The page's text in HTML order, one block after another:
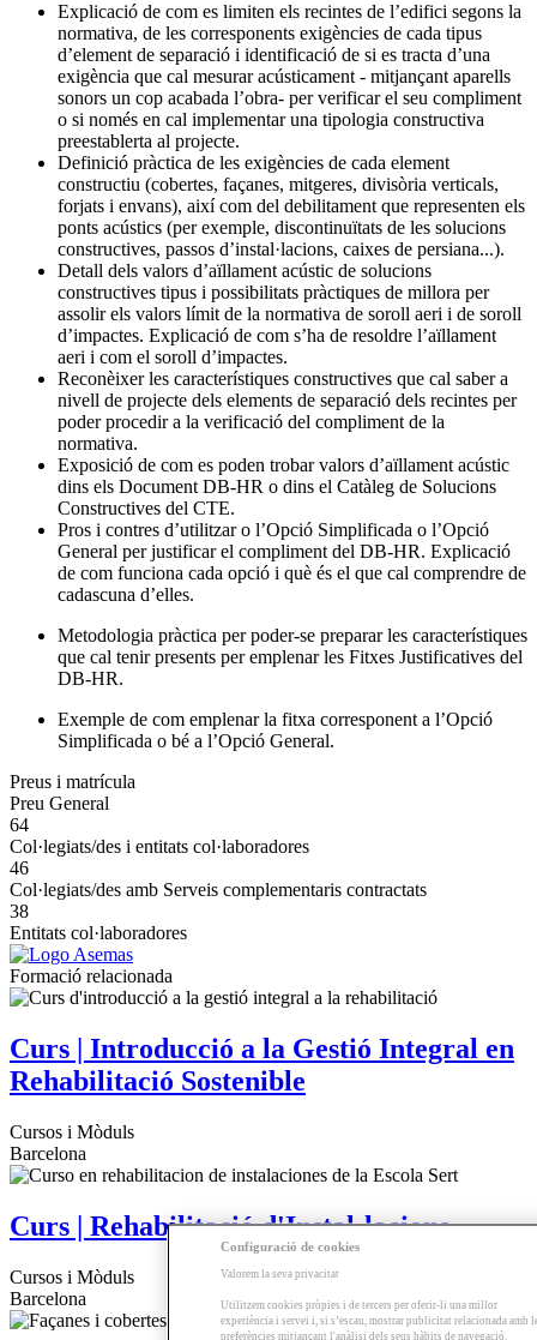
Explicació de com es limiten els recintes de l’edifici segons la
normativa, de les corresponents exigències de cada tipus
d’element de separació i identificació de si es tracta d’una
exigència que cal mesurar acústicament - mitjançant aparells
sonors un cop acabada l’obra- per verificar el seu compliment
o si només en cal implementar una tipologia constructiva
preestablerta al projecte.
Definició pràctica de les exigències de cada element
constructiu (cobertes, façanes, mitgeres, divisòria verticals,
forjats i envans), així com del debilitament que representen els
ponts acústics (per exemple, discontinuïtats de les solucions
constructives, passos d’instal·lacions, caixes de persiana...).
Detall dels valors d’aïllament acústic de solucions
constructives tipus i possibilitats pràctiques de millora per
assolir els valors límit de la normativa de soroll aeri i de soroll
d’impactes. Explicació de com s’ha de resoldre l’aïllament
aeri i com el soroll d’impactes.
Reconèixer les característiques constructives que cal saber a
nivell de projecte dels elements de separació dels recintes per
poder procedir a la verificació del compliment de la
normativa.
Exposició de com es poden trobar valors d’aïllament acústic
dins els Document DB-HR o dins el Catàleg de Solucions
Constructives del CTE.
Pros i contres d’utilitzar o l’Opció Simplificada o l’Opció
General per justificar el compliment del DB-HR. Explicació
de com funciona cada opció i què és el que cal comprendre de
cadascuna d’elles.
Metodologia pràctica per poder-se preparar les característiques
que cal tenir presents per emplenar les Fitxes Justificatives del
DB-HR.
Exemple de com emplenar la fitxa corresponent a l’Opció
Simplificada o bé a l’Opció General.
Preus i matrícula
Preu General
64
Col·legiats/des i entitats col·laboradores
46
Col·legiats/des amb Serveis complementaris contractats
38
Entitats col·laboradores
Formació relacionada
Curs | Introducció a la Gestió Integral en
Rehabilitació Sostenible
Cursos i Mòduls
Barcelona
Curs | Rehabilitació d'Instal·lacions
Cursos i Mòduls
Barcelona
Configuració de cookies
Valorem la seva privacitat
Utilitzem cookies pròpies i de tercers per oferir-li una millor
experiència i servei i, si s’escau, mostrar publicitat relacionada amb
preferències mitjançant l'anàlisi dels seus hàbits de navegació.